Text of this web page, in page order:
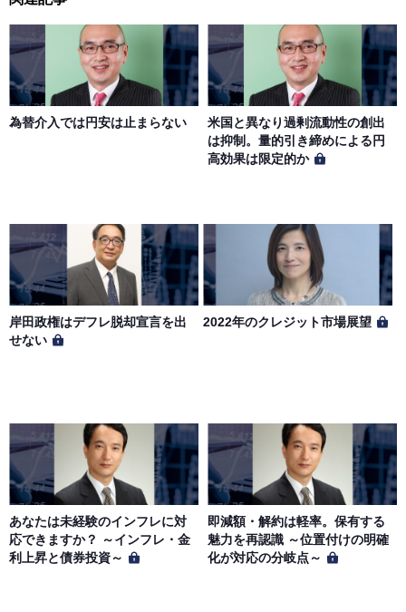
為替介入では円安は止まらない
米国と異なり過剰流動性の創出
は抑制。量的引き締めによる円
高効果は限定的か
岸田政権はデフレ脱却宣言を出
せない
2022年のクレジット市場展望
あなたは未経験のインフレに対
応できますか？ ～インフレ・金
利上昇と債券投資～
即減額・解約は軽率。保有する
魅力を再認識 ～位置付けの明確
化が対応の分岐点～